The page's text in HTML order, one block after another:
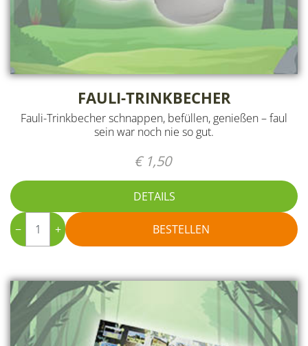
FAULI-TRINKBECHER
Fauli-Trinkbecher schnappen, befüllen, genießen – faul
sein war noch nie so gut.
€ 1,50
DETAILS
− + BESTELLEN